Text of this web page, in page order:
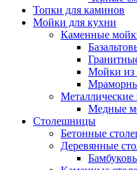
Топки для каминов
Мойки для кухни
Каменные
Мойки из
Медные
Столешницы
Бетонные
Деревянные